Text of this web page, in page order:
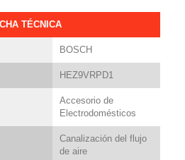
TÉCNICA
BOSCH
HEZ9VRPD1
Accesorio de
Electrodomésticos
Canalización del flujo
de aire